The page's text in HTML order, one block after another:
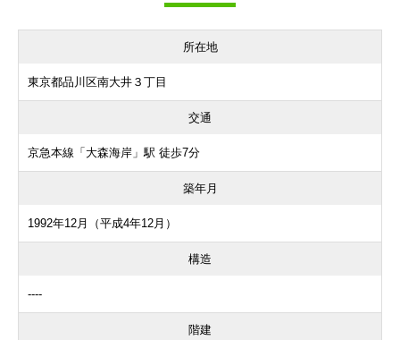
所在地
東京都品川区南大井３丁目
交通
京急本線「大森海岸」駅 徒歩7分
築年月
1992年12月（平成4年12月）
構造
----
階建